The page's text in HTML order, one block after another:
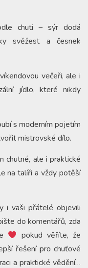
chuti – sýr dodá
svěžest a česnek
večeři, ale i
jídlo, které nikdy
s moderním pojetím
mistrovské dílo.
chutné, ale i praktické
na talíři a vždy potěší
i vaši přátelé objevili
do komentářů, zda
pokud věříte, že
řešení pro chuťové
a praktické vědění…